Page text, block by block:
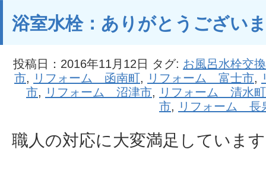
浴室水栓：ありがとうござい
投稿日：2016年11月12日 タグ: お風呂水栓交換
市, リフォーム 函南町, リフォーム 富士市,
市, リフォーム 沼津市, リフォーム 清水町
市, リフォーム 長
職人の対応に大変満足していま